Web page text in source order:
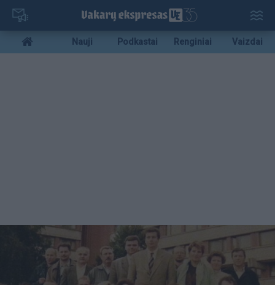
Pereiti
pagrindinį
turinį
Mobile
menu
Nauji Podkastai Renginiai Vaizdai